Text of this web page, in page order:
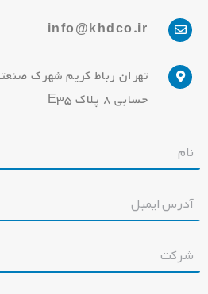
info@khdco.ir
تهران رباط کریم شهرک
حسابی 8 پلاک E35